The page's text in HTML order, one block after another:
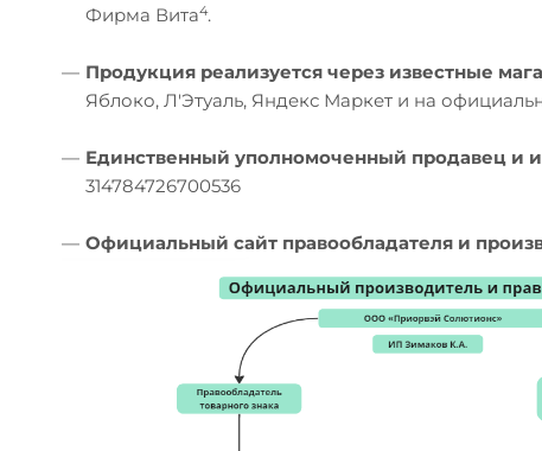
Фирма Вита4.
— Продукция реализуется через известные
Яблоко, Л'Этуаль, Яндекс Маркет и на
— Единственный уполномоченный продавец и
314784726700536
— Официальный сайт правообладателя и